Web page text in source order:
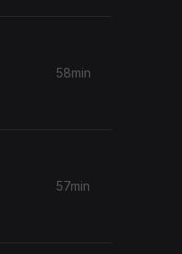
58min
57min